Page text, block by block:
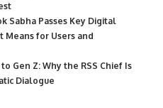
Sabha Passes Key Digital
Means for Users and
Gen Z: Why the RSS Chief Is
Dialogue